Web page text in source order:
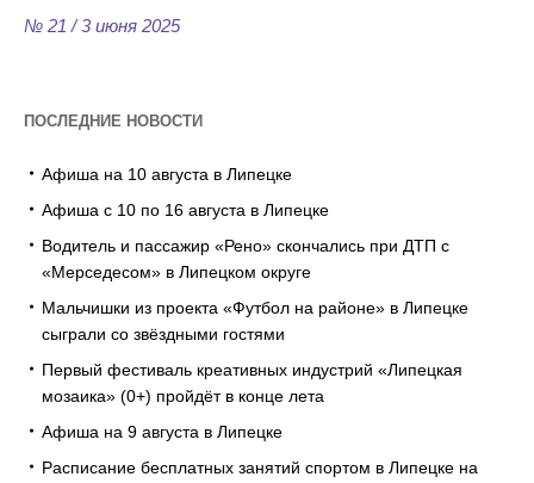
№ 21 / 3 июня 2025
ПОСЛЕДНИЕ НОВОСТИ
Афиша на 10 августа в Липецке
Афиша с 10 по 16 августа в Липецке
Водитель и пассажир «Рено» скончались при ДТП с
«Мерседесом» в Липецком округе
Мальчишки из проекта «Футбол на районе» в Липецке
сыграли со звёздными гостями
Первый фестиваль креативных индустрий «Липецкая
мозаика» (0+) пройдёт в конце лета
Афиша на 9 августа в Липецке
Расписание бесплатных занятий спортом в Липецке на